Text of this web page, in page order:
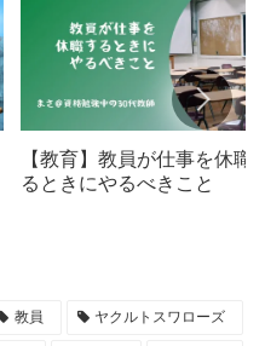
【教育】教員が仕事を休職
るときにやるべきこと
教員 ヤクルトスワローズ